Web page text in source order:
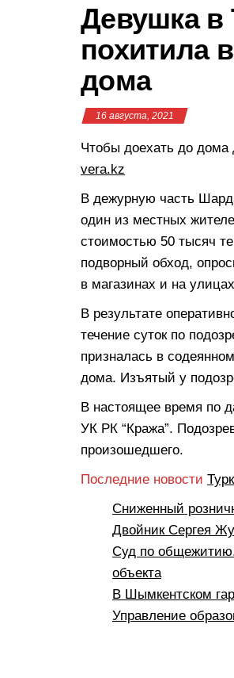
Девушка в
похитила
дома
16 августа, 2021
Чтобы доехать до дома
vera.kz
В дежурную часть
один из местных
стоимостью 50 тысяч
подворный обход,
в магазинах и на
В результате
течение суток по
призналась в
дома. Изъятый у
В настоящее время по
УК РК “Кража”.
произошедшего.
Последние новости
Сниженный
Двойник Сергея
Суд по общежитию.
объекта
В Шымкентском
Управление